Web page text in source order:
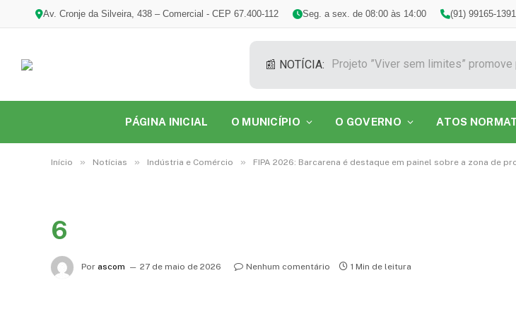
Av. Cronje da Silveira, 438 – Comercial - CEP 67.400-112 Seg. a sex. de 08:00 às 14:00 (91) 99165-1391
📰 NOTÍCIA:
PÁGINA INICIAL O MUNICÍPIO O GOVERNO ATOS
Início » Notícias » Indústria e Comércio » FIPA 2026: Barcarena é destaque em painel sobre a zona de
6
Por ascom 27 de maio de 2026 Nenhum comentário 1 Min de leitura